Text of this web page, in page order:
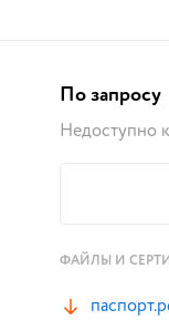
По запросу
Недоступно
ФАЙЛЫ И